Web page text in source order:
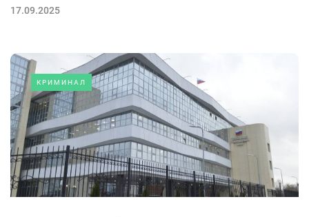
17.09.2025
КРИМИНАЛ